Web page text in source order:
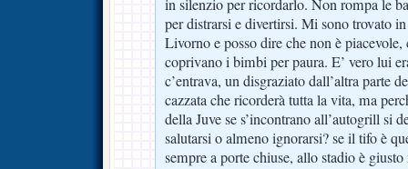
in silenzio per ricordarlo. Non rompa le
per distrarsi e divertirsi. Mi sono trovato
Livorno e posso dire che non è
coprivano i bimbi per paura. E’ vero lui
c’entrava, un disgraziato dall’altra parte
cazzata che ricorderà tutta la vita, ma
della Juve se s’incontrano all’autogrill si
salutarsi o almeno ignorarsi? se il tifo è
sempre a porte chiuse, allo stadio è